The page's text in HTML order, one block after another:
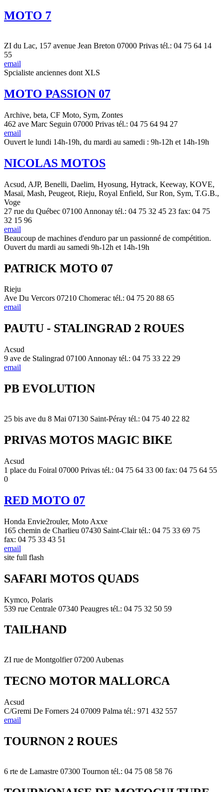
MOTO 7
ZI du Lac, 157 avenue Jean Breton 07000 Privas tél.: 04 75 64 14
55
email
Spcialiste anciennes dont XLS
MOTO PASSION 07
Archive, beta, CF Moto, Sym, Zontes
462 ave Marc Seguin 07000 Privas tél.: 04 75 64 94 27
email
Ouvert le lundi 14h-19h, du mardi au samedi : 9h-12h et 14h-19h
NICOLAS MOTOS
Acsud, AJP, Benelli, Daelim, Hyosung, Hytrack, Keeway, KOVE,
Masaï, Mash, Peugeot, Rieju, Royal Enfield, Sur Ron, Sym, T.G.B.,
Voge
27 rue du Québec 07100 Annonay tél.: 04 75 32 45 23 fax: 04 75
32 15 96
email
Beaucoup de machines d'enduro par un passionné de compétition.
Ouvert du mardi au samedi 9h-12h et 14h-19h
PATRICK MOTO 07
Rieju
Ave Du Vercors 07210 Chomerac tél.: 04 75 20 88 65
email
PAUTU - STALINGRAD 2 ROUES
Acsud
9 ave de Stalingrad 07100 Annonay tél.: 04 75 33 22 29
email
PB EVOLUTION
25 bis ave du 8 Mai 07130 Saint-Péray tél.: 04 75 40 22 82
PRIVAS MOTOS MAGIC BIKE
Acsud
1 place du Foiral 07000 Privas tél.: 04 75 64 33 00 fax: 04 75 64 55
0
RED MOTO 07
Honda Envie2rouler, Moto Axxe
165 chemin de Charlieu 07430 Saint-Clair tél.: 04 75 33 69 75
fax: 04 75 33 43 51
email
site full flash
SAFARI MOTOS QUADS
Kymco, Polaris
539 rue Centrale 07340 Peaugres tél.: 04 75 32 50 59
TAILHAND
ZI rue de Montgolfier 07200 Aubenas
TECNO MOTOR MALLORCA
Acsud
C/Gremi De Forners 24 07009 Palma tél.: 971 432 557
email
TOURNON 2 ROUES
6 rte de Lamastre 07300 Tournon tél.: 04 75 08 58 76